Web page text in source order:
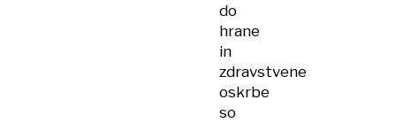
do
hrane
in
zdravstvene
oskrbe
so